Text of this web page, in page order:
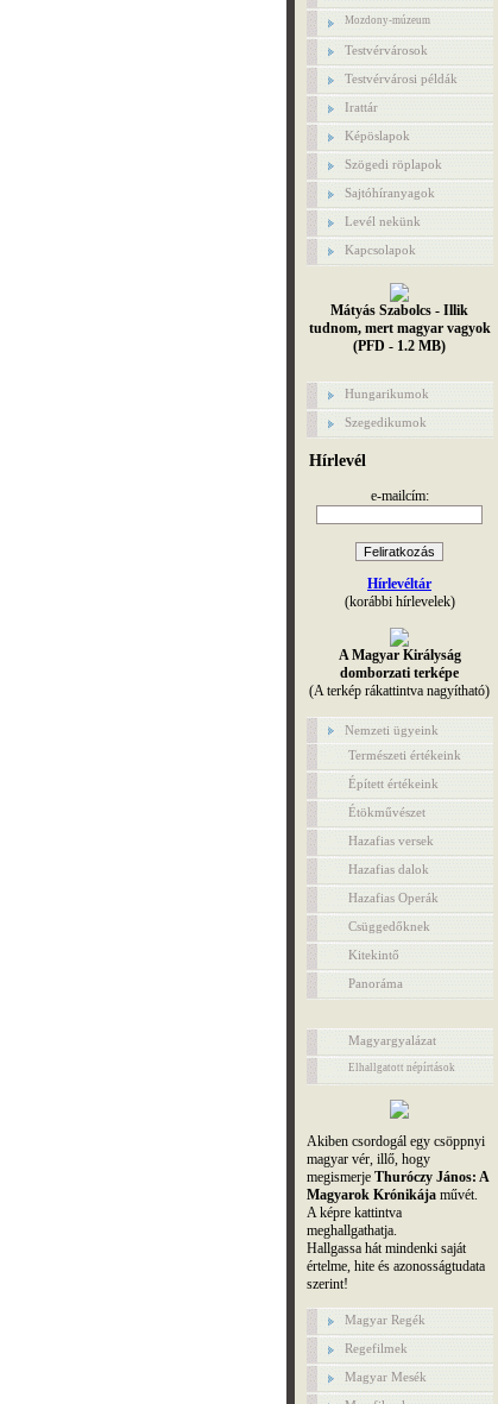
Mozdony-múzeum
Testvérvárosok
Testvérvárosi példák
Irattár
Képöslapok
Szögedi röplapok
Sajtóhíranyagok
Levél nekünk
Kapcsolapok
Mátyás Szabolcs - Illik
tudnom, mert magyar vagyok
(PFD - 1.2 MB)
Hungarikumok
Szegedikumok
Hírlevél
e-mailcím:
Hírlevéltár
(korábbi hírlevelek)
A Magyar Királyság
domborzati terképe
(A terkép rákattintva nagyítható)
Nemzeti ügyeink
Természeti értékeink
Épített értékeink
Étökművészet
Hazafias versek
Hazafias dalok
Hazafias Operák
Csüggedőknek
Kitekintő
Panoráma
Magyargyalázat
Elhallgatott népírtások
Akiben csordogál egy csöppnyi
magyar vér, illő, hogy
megismerje Thuróczy János: A
Magyarok Krónikájaművét.
A képre kattintva
meghallgathatja.
Hallgassa hát mindenki saját
értelme, hite és azonosságtudata
szerint!
Magyar Regék
Regefilmek
Magyar Mesék